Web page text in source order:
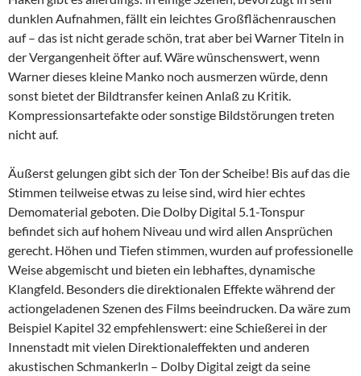
dunklen Aufnahmen, fällt ein leichtes Großflächenrauschen
auf – das ist nicht gerade schön, trat aber bei Warner Titeln in
der Vergangenheit öfter auf. Wäre wünschenswert, wenn
Warner dieses kleine Manko noch ausmerzen würde, denn
sonst bietet der Bildtransfer keinen Anlaß zu Kritik.
Kompressionsartefakte oder sonstige Bildstörungen treten
nicht auf.
Äußerst gelungen gibt sich der Ton der Scheibe! Bis auf das die
Stimmen teilweise etwas zu leise sind, wird hier echtes
Demomaterial geboten. Die Dolby Digital 5.1-Tonspur
befindet sich auf hohem Niveau und wird allen Ansprüchen
gerecht. Höhen und Tiefen stimmen, wurden auf professionelle
Weise abgemischt und bieten ein lebhaftes, dynamische
Klangfeld. Besonders die direktionalen Effekte während der
actiongeladenen Szenen des Films beeindrucken. Da wäre zum
Beispiel Kapitel 32 empfehlenswert: eine Schießerei in der
Innenstadt mit vielen Direktionaleffekten und anderen
akustischen Schmankerln – Dolby Digital zeigt da seine